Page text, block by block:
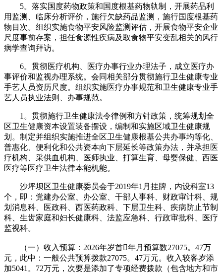
5。落实国度药物政策和国度根基药物轨制，开展药品利
用监测、临床分析评价，施行欠缺药品监测，施行国度根基药
物目次。组织实施食物平安风险监测评估，开展食物平安企业
尺度事前存案，担任食源性疾病及取食物平安变乱相关的风行
病学查询拜访。
6。贯彻医疗机构、医疗办事行业办理法子，成立医疗办
事评价和监视办理系统。会同相关部分贯彻施行卫生健康专业
手艺人员资历尺度。组织实施医疗办事规范和卫生健康专业手
艺人员执业法则、办事规范。
1。贯彻施行卫生健康法令律例和方针政策，统筹规划全
区卫生健康资本设置装备摆设，编制和实施区域卫生健康规
划。制定并组织实施推进全区卫生健康根基公共办事均等化、
普惠化、便利化和公共资本向下层延长等政策办法，并承担医
疗机构、采供血机构、医师执业、打算生育、母婴保健、西医
医疗等医疗卫生法律本能机能。
沙坪坝区卫生健康委员会于2019年1月挂牌，内设科室13
个，即：党建办公室、办公室、干部人事科、财政审计科、规
划消息科、医政科、西医药政科、下层卫生科、疾病防止节制
科、生齿家庭和妇长健康科、法监应急科、行政审批科、医疗
监视科。
（一）收入预算：2026年岁首年月预算数27075。47万
元，此中：一般公共预算拨款27075。47万元。收入较客岁添
加5041。72万元，次要是添加了专项经费拨款（包含地方和市